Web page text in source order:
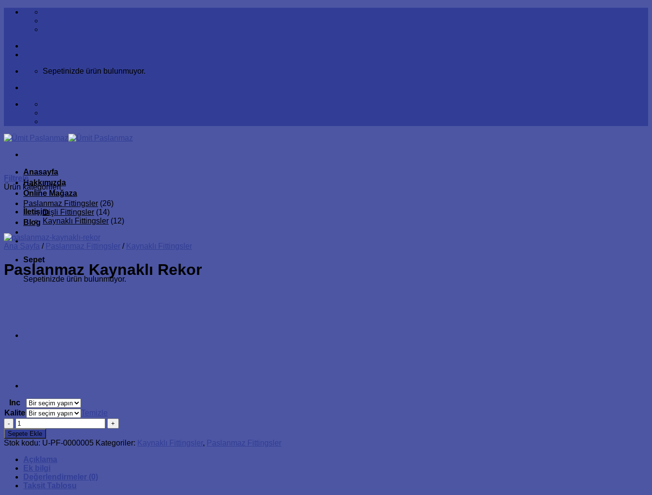
İçeriğe
Sepetinizde ürün bulunmuyor.
Anasayfa
Hakkımızda
Online Mağaza
İletişim
Blog
Sepet
Sepetinizde ürün bulunmuyor.
Filtrele
Ürün kategorileri
Paslanmaz Fittingsler (26)
Dişli Fittingsler (14)
Kaynaklı Fittingsler (12)
Ana Sayfa / Paslanmaz Fittingsler / Kaynaklı Fittingsler
Paslanmaz Kaynaklı Rekor
Inc
Kalite
Temizle
Paslanmaz
Kaynaklı
Rekor
adet
Sepete Ekle
Stok kodu: U-PF-0000005 Kategoriler: Kaynaklı Fittingsler, Paslanmaz Fittingsler
Açıklama
Ek bilgi
Değerlendirmeler (0)
Taksit Tablosu